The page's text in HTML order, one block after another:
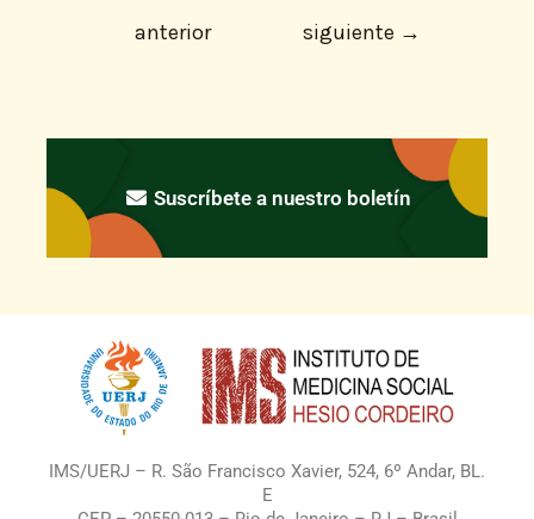
anterior
siguiente →
Suscríbete a nuestro boletín
IMS/UERJ – R. São Francisco Xavier, 524, 6º Andar, BL.
E